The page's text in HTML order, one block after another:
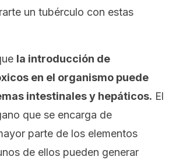
un tubérculo con estas
la introducción de
en el organismo puede
intestinales y hepáticos. El
que se encarga de
parte de los elementos
de ellos pueden generar